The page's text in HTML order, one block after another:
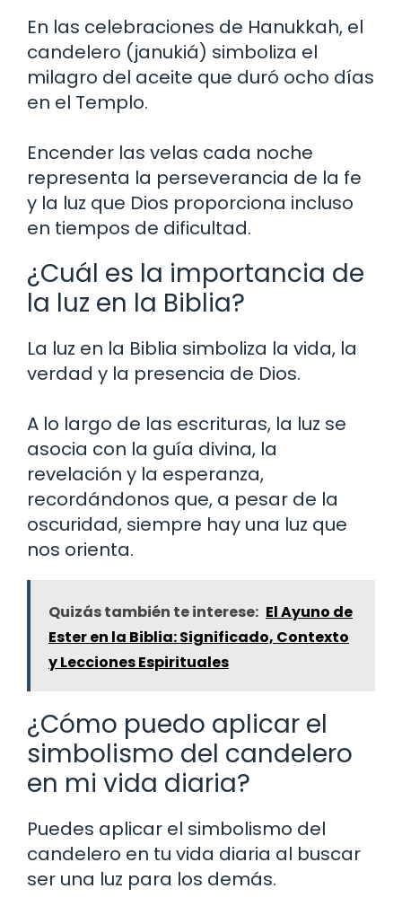
En las celebraciones de Hanukkah, el
candelero (janukiá) simboliza el
milagro del aceite que duró ocho días
en el Templo.
Encender las velas cada noche
representa la perseverancia de la fe
y la luz que Dios proporciona incluso
en tiempos de dificultad.
¿Cuál es la importancia de
la luz en la Biblia?
La luz en la Biblia simboliza la vida, la
verdad y la presencia de Dios.
A lo largo de las escrituras, la luz se
asocia con la guía divina, la
revelación y la esperanza,
recordándonos que, a pesar de la
oscuridad, siempre hay una luz que
nos orienta.
Quizás también te interese: El Ayuno de
Ester en la Biblia: Significado, Contexto
y Lecciones Espirituales
¿Cómo puedo aplicar el
simbolismo del candelero
en mi vida diaria?
Puedes aplicar el simbolismo del
candelero en tu vida diaria al buscar
ser una luz para los demás.